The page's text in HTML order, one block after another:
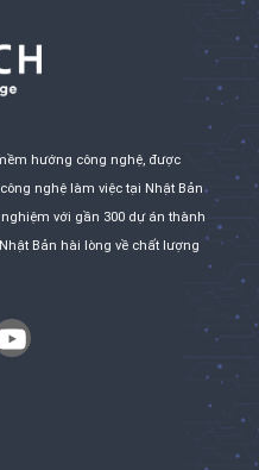
hướng công nghệ, được
nghệ làm việc tại Nhật Bản
với gần 300 dự án thành
Bản hài lòng về chất lượng